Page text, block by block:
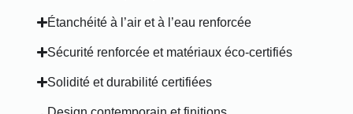
Étanchéité à l’air et à l’eau renforcée
Sécurité renforcée et matériaux éco-certifiés
Solidité et durabilité certifiées